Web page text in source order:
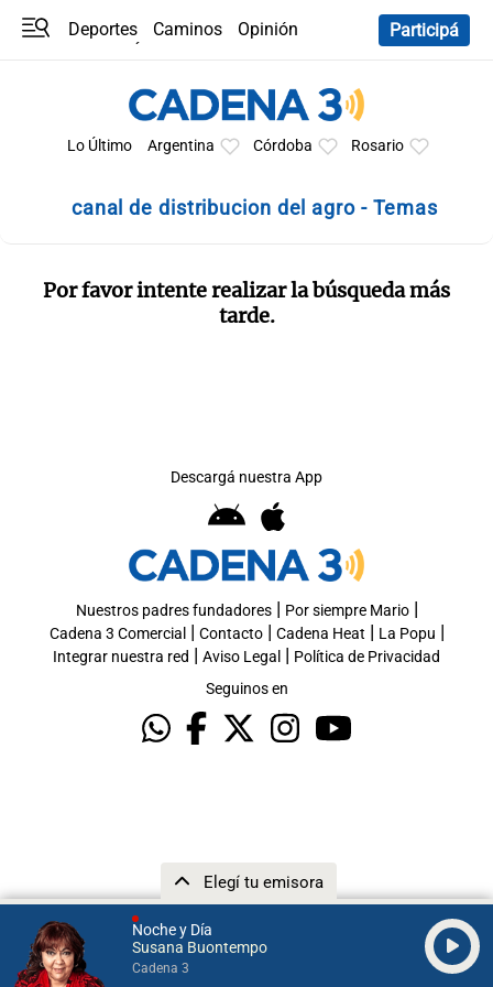
Noche y Día
Susana Buontempo
Cadena 3
Elegí tu emisora
Deportes Caminos
Opinión
Participá
Lo Último Argentina Córdoba Rosario
canal de distribucion del agro - Temas
Por favor intente realizar la búsqueda más
tarde.
Descargá nuestra App
Nuestros padres fundadores| Por siempre Mario|
Cadena 3 Comercial | Contacto| Cadena Heat | La Popu |
Integrar nuestra red | Aviso Legal | Política de Privacidad
Seguinos en